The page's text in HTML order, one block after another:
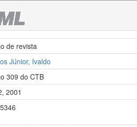
de revista
Júnior, Ivaldo
309 do CTB
2001